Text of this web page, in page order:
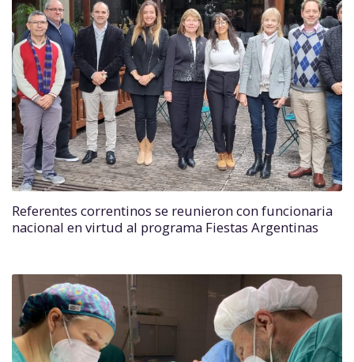
Referentes correntinos se reunieron con funcionaria
nacional en virtud al programa Fiestas Argentinas